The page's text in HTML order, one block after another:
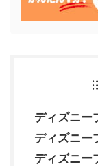
ディズニー
ディズニー
ディズニー